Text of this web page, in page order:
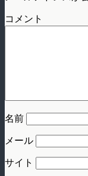
コメント
名前
メール
サイト